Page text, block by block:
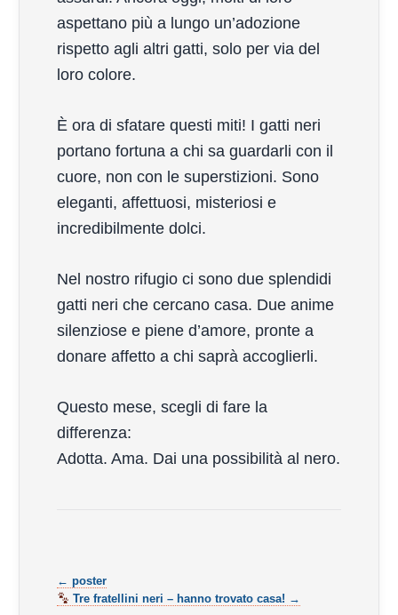
aspettano più a lungo un’adozione
rispetto agli altri gatti, solo per via del
loro colore.
È ora di sfatare questi miti! I gatti neri
portano fortuna a chi sa guardarli con il
cuore, non con le superstizioni. Sono
eleganti, affettuosi, misteriosi e
incredibilmente dolci.
Nel nostro rifugio ci sono due splendidi
gatti neri che cercano casa. Due anime
silenziose e piene d’amore, pronte a
donare affetto a chi saprà accoglierli.
Questo mese, scegli di fare la
differenza:
Adotta. Ama. Dai una possibilità al nero.
← poster
Tre fratellini neri – hanno trovato casa! →